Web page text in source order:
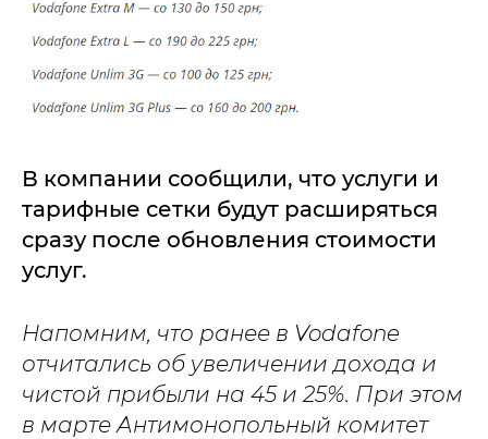
В компании сообщили, что услуги и
тарифные сетки будут расширяться
сразу после обновления стоимости
услуг.
Напомним, что ранее в Vodafone
отчитались об увеличении дохода и
чистой прибыли на 45 и 25%. При этом
в марте Антимонопольный комитет